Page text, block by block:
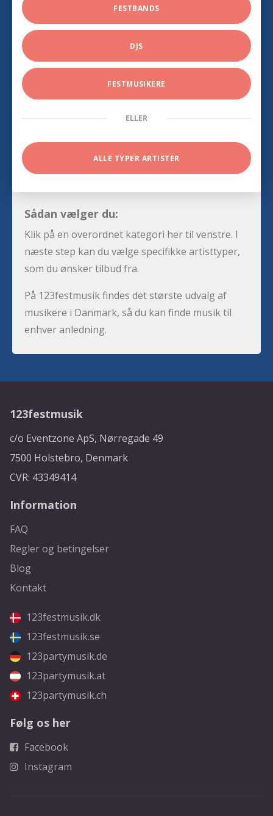
FESTBANDS
DJS
FESTMUSIKERE
ELLER
ALLE TYPER ARTISTER
Sådan vælger du:
Klik på en overordnet kategori her til venstre. I
næste step kan du vælge specifikke artisttyper,
som du ønsker tilbud fra.
På 123festmusik findes det største udvalg af
musikere i Danmark, så du kan finde musik til
enhver anledning.
123festmusik
c/o Eventzone ApS, Nørregade 49
7500 Holstebro, Denmark
CVR: 43349414
Information
FAQ
Regler og betingelser
Blog
Kontakt
123festmusik.dk
123festmusik.se
123partymusik.de
123partymusik.at
123partymusik.ch
Følg os her
Facebook
Instagram